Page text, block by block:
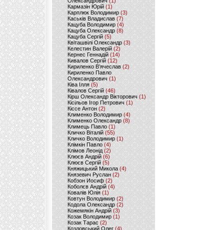
Кармазін Юрій(1)
Карплюк Володимир(3)
Каськів Владислав (7)
Кацуба Володимир (4)
Кацуба Олександр (8)
Кацуба Сергій (5)
Квіташвілі Олександр(3)
Келестин Валерій(2)
Кернес Геннадій (14)
Кивалов Сергій (12)
Кириленко В’ячеслав (2)
Кириленко Павло
Олександрович (1)
Ківа Ілля (5)
Ківалов Сергій(46)
Кірш Олександр Вікторович (1)
Кісільов Ігор Петрович (1)
Кіссе Антон (2)
Клименко Володимир(4)
Клименко Олександр (8)
Климець Павло (1)
Кличко Віталій(55)
Кличко Володимир (1)
Клімкін Павло (4)
Клімов Леонід(2)
Клюєв Андрій(6)
Клюєв Сергій (5)
Княжицький Микола(4)
Князевич Руслан (2)
Кобзон Иосиф(2)
Коболєв Андрій (4)
Ковалів Юлія(1)
Ковтун Володимир (2)
Кодола Олександр (2)
Кожемякін Андрій (3)
Козак Володимир (1)
Козак Тарас (2)
Козловський Олег(4)